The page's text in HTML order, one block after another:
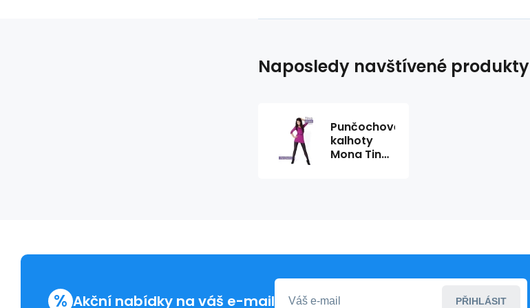
Naposledy navštívené produkty
Punčochové
kalhoty
Mona Tina
% Akční nabídky na váš e-mail PŘIHLÁSIT